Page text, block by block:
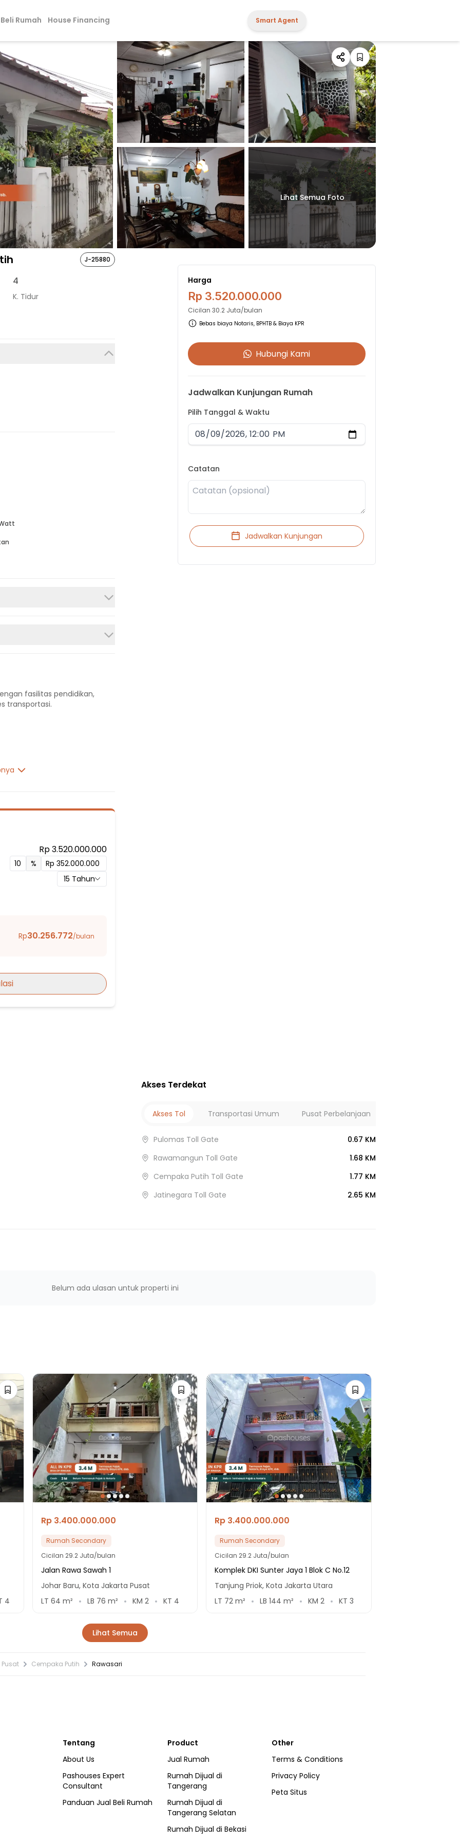
Beli Rumah House Financing Smart Agent
Lihat Semua Foto
J-25880
4
K. Tidur
fasilitas pendidikan,
transportasi.
05 Pagi
Putih Timur 03 Pg
II
Rp 3.520.000.000
%
15 Tahun
Rp30.256.772/bulan
Harga
Rp 3.520.000.000
Cicilan30.2 Juta/bulan
Bebas biaya Notaris, BPHTB & Biaya KPR
Hubungi Kami
Jadwalkan Kunjungan Rumah
Pilih Tanggal & Waktu
Catatan
Jadwalkan Kunjungan
Akses Terdekat
Akses Tol Transportasi Umum Pusat Perbelanjaan
Pulomas Toll Gate
0.67 KM
Rawamangun Toll Gate
1.68 KM
Cempaka Putih Toll Gate
1.77 KM
Jatinegara Toll Gate
2.65 KM
Belum ada ulasan untuk properti ini
4
Rp 3.400.000.000
Rumah Secondary
Cicilan 29.2 Juta/bulan
Jalan Rawa Sawah 1
Johar Baru, Kota Jakarta Pusat
LT 64 m² LB 76 m² KM 2 KT 4
Rp 3.400.000.000
Rumah Secondary
Cicilan 29.2 Juta/bulan
Komplek DKI Sunter Jaya 1 Blok C No.12
Tanjung Priok, Kota Jakarta Utara
LT 72 m² LB144 m² KM2 KT3
Lihat Semua
Cempaka Putih Rawasari
Tentang
About Us
Pashouses Expert
Consultant
Panduan Jual Beli Rumah
Product
Jual Rumah
Rumah Dijual di
Tangerang
Rumah Dijual di
Tangerang Selatan
Rumah Dijual di Bekasi
Other
Terms & Conditions
Privacy Policy
Peta Situs